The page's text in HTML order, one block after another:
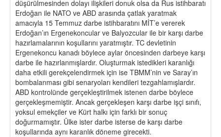
düşürülmesinden dolayı ilişkileri donuk olsa da Rus istihbaratı
Erdoğan ile NATO ve ABD arasında çatlak yaratmak
amacıyla 15 Temmuz darbe istihbaratını MİT’e vererek
Erdoğan’ın Ergenekoncular ve Balyozcular ile bir karşı darbe
hazırlamalarının koşullarını yaratmıştır. TC devletinin
Ergenekoncu kanadı böylece aylar öncesinden darbeye karşı
darbe ile hazırlanmışlardır. Oluşturmak istedikleri karanlığı
daha etkili gerekçelendirmek için ise TBMM’nin ve Saray’ın
bombalanması gibi senaryoları kendileri tezgahlamışlardır.
ABD kontrolünde gerçekleştirilmek istenen darbe böylece
gerçekleşmemiştir. Ancak gerçekleşen karşı darbe işçi sınıfı,
yoksul emekçiler ve Kürt halkı için farklı bir sonuç
doğurmamıştır. Ülke ister darbe isterse de karşı darbe
koşullarında aynı karanlık döneme girecekti.